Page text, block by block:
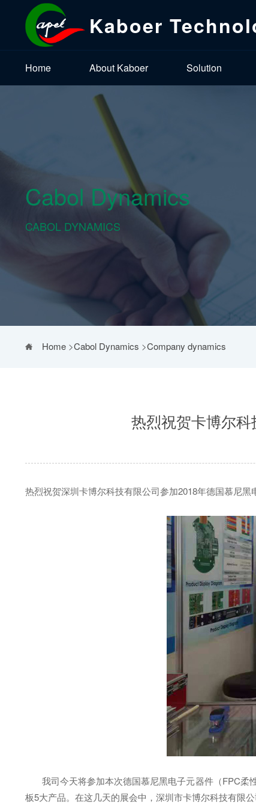
Kaboer
Home About Kaboer Solution
Cabol Dynamics
CABOL DYNAMICS
Home>Cabol Dynamics >Company dynamics
热烈祝贺卡博尔
热烈祝贺深圳卡博尔科技有限公司参加2018年德国慕尼黑
我司今天将参加本次德国慕尼黑电子元器件（FPC柔
板5大产品。在这几天的展会中，深圳市卡博尔科技有限